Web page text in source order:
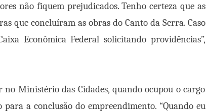
não fiquem prejudicados. Tenho certeza que as
que concluíram as obras do Canto da Serra. Caso
Econômica Federal solicitando providências”,
Ministério das Cidades, quando ocupou o cargo
a conclusão do empreendimento. “Quando eu